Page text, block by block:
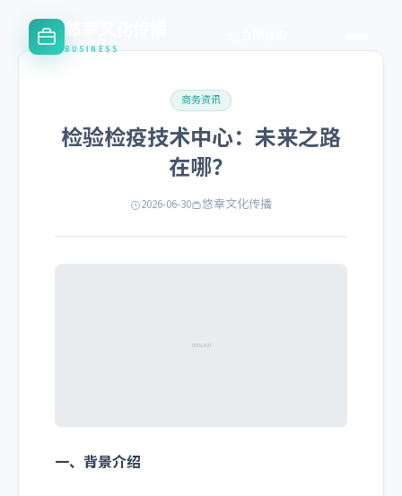
悠幸文化传播
BUSINESS
商务资讯
检验检疫技术中心：未来之路
在哪？
2026-06-30 悠幸文化传播
一、背景介绍